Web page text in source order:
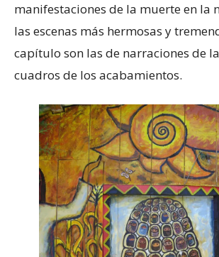
manifestaciones de la muerte en la
las escenas más hermosas y
capítulo son las de narraciones de
cuadros de los acabamientos.